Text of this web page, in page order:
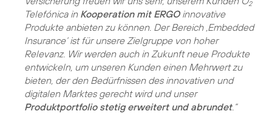
2
Telefónica in Kooperation mit ERGOinnovative
Produkte anbieten zu können. Der Bereich ‚Embedded
Insurance‘ ist für unsere Zielgruppe von hoher
Relevanz. Wir werden auch in Zukunft neue Produkte
entwickeln, um unseren Kunden einen Mehrwert zu
bieten, der den Bedürfnissen des innovativen und
digitalen Marktes gerecht wird und unser
Produktportfolio stetig erweitert und abrundet.“